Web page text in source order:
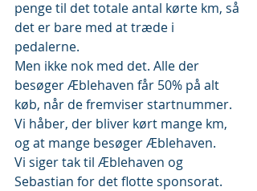
penge til det totale antal kørte km, så
det er bare med at træde i
pedalerne.
Men ikke nok med det. Alle der
besøger Æblehaven får 50% på alt
køb, når de fremviser startnummer.
Vi håber, der bliver kørt mange km,
og at mange besøger Æblehaven.
Vi siger tak til Æblehaven og
Sebastian for det flotte sponsorat.